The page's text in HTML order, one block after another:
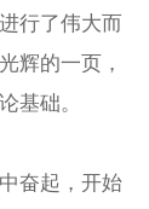
行了伟大而
辉的一页，
基础。
奋起，开始